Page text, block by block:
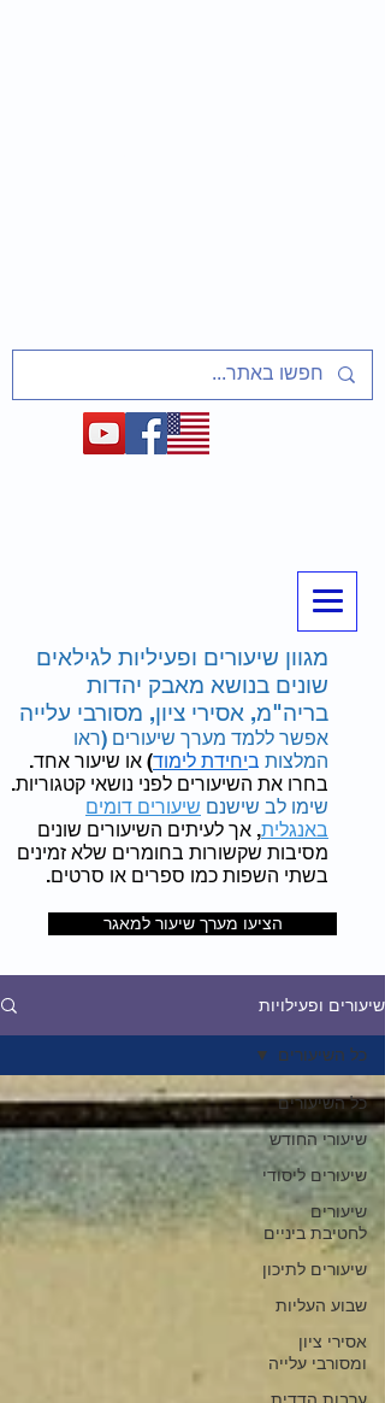
מגוון שיעורים ופעיליות לגילאים
שונים בנושא מאבק יהדות
בריה"מ, אסירי ציון, מסורבי עלייה
אפשר ללמד מערך שיעורים (ראו
המלצות ביחידת לימוד) או שיעור אחד.
בחרו את השיעורים לפני נושאי קטגוריות.
שימו לב שישנם שיעורים דומים
באנגלית, אך לעיתים השיעורים שונים
מסיבות שקשורות בחומרים שלא זמינים
בשתי השפות כמו ספרים או סרטים.
הציעו מערך שיעור למאגר
שיעורים ופעילויות
כל השיעורים
שיעורי החודש
שיעורים ליסודי
שיעורים
לחטיבת ביניים
שיעורים לתיכון
שבוע העליות
אסירי ציון
ומסורבי עלייה
כל השיעורים